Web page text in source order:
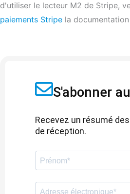
d'utiliser le lecteur M2 de Stripe,
paiements Stripe la
S'abonner
Recevez un résumé
de réception.